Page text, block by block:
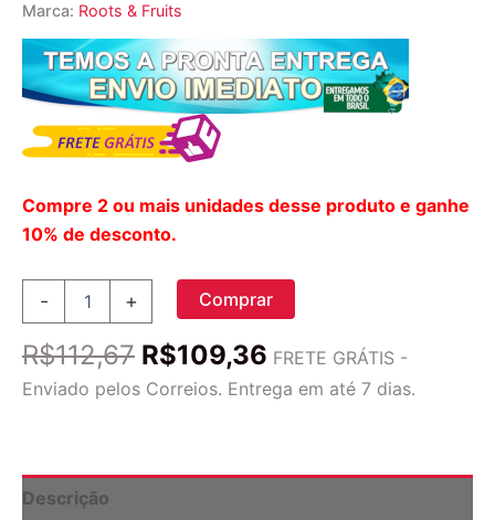
Marca: Roots & Fruits
Compre 2 ou mais unidades desse produto e ganhe
10% de desconto.
-
Roots
Fruits
Rosa
+ Comprar
R$112,67 O
preço
R$112,67.
R$109,36 O
preço
R$109,36.
FRETE GRÁTIS -
Enviado pelos Correios. Entrega em até 7 dias.
Descrição